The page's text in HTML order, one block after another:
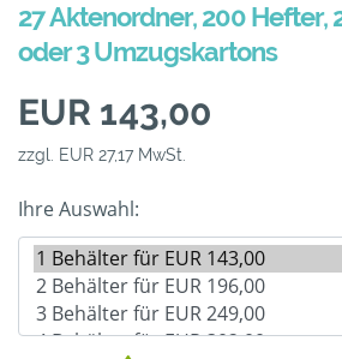
27 Aktenordner, 200 Hefter,
oder 3 Umzugskartons
EUR 143,00
zzgl. EUR 27,17 MwSt.
Ihre Auswahl: